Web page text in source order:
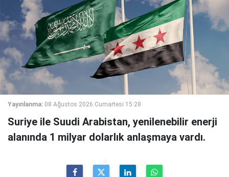
Yayınlanma: 08 Ağustos 2026 Cumartesi 15:28
Suriye ile Suudi Arabistan, yenilenebilir enerji
alanında 1 milyar dolarlık anlaşmaya vardı.